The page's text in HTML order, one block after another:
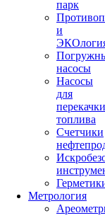
парк
и
насосы
Насосы
для
перекачки
топлива
Счетчики
Метрология